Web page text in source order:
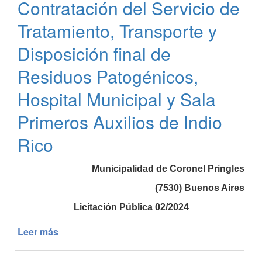
MEDICAMENTOS
HOSPITALARIOS
Contratación del Servicio de
Tratamiento, Transporte y
Disposición final de
Residuos Patogénicos,
Hospital Municipal y Sala
Primeros Auxilios de Indio
Rico
Municipalidad de Coronel Pringles
(7530) Buenos Aires
Licitación Pública 02/2024
Leer más